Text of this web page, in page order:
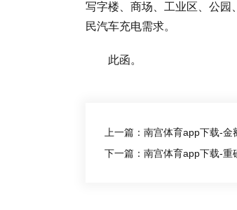
写字楼、商场、工业区、公园
民汽车充电需求。
此函。
上一篇：南宫体育app下载-
下一篇：南宫体育app下载-重